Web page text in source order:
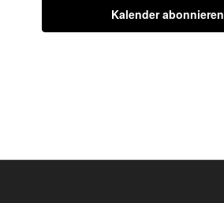
Kalender abonnieren